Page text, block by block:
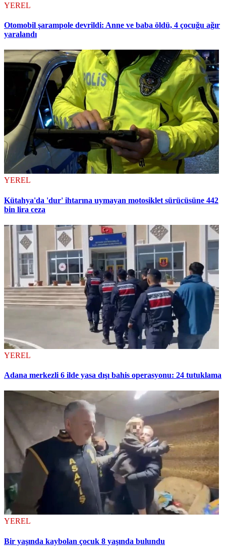
YEREL
Otomobil şarampole devrildi: Anne ve baba öldü, 4 çocuğu ağır
yaralandı
YEREL
Kütahya'da 'dur' ihtarına uymayan motosiklet sürücüsüne 442
bin lira ceza
YEREL
Adana merkezli 6 ilde yasa dışı bahis operasyonu: 24 tutuklama
YEREL
Bir yaşında kaybolan çocuk 8 yaşında bulundu